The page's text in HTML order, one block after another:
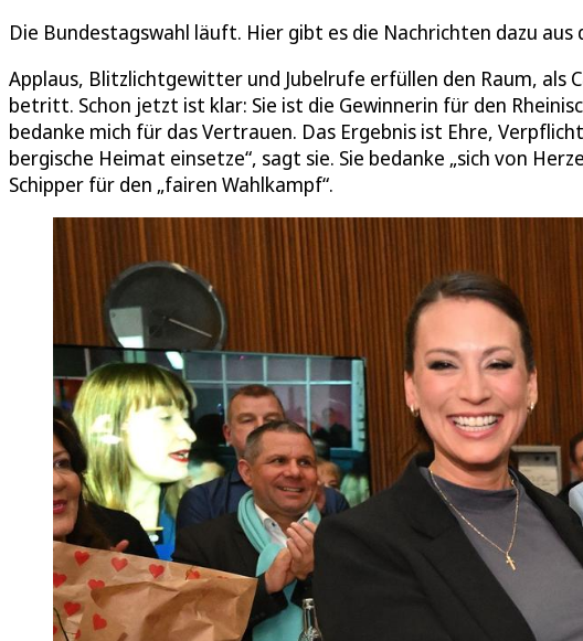
Die Bundestagswahl läuft. Hier gibt es die Nachrichten dazu aus
Applaus, Blitzlichtgewitter und Jubelrufe erfüllen den Raum, als
betritt. Schon jetzt ist klar: Sie ist die Gewinnerin für den
bedanke mich für das Vertrauen. Das Ergebnis ist Ehre,
bergische Heimat einsetze“, sagt sie. Sie bedanke „sich von
Schipper für den „fairen Wahlkampf“.